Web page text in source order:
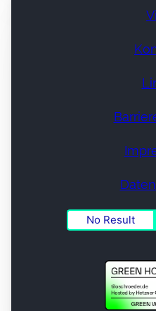
No Result